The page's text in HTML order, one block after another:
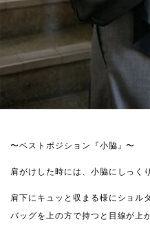
〜ベストポジション『小脇』〜
肩がけした時には、小脇にしっくり
肩下にキュッと収まる様にショル
バッグを上の方で持つと目線が上